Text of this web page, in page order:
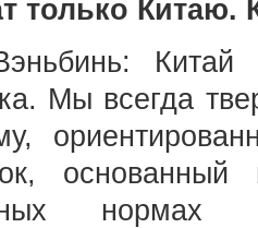
только Китаю.
Китай
Мы всегда
нормах